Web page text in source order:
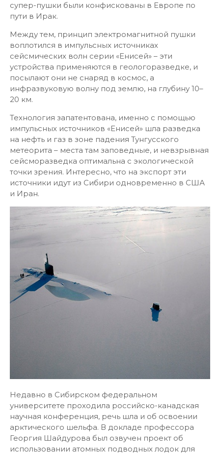
супер-пушки были конфискованы в Европе по
пути в Ирак.
Между тем, принцип электромагнитной пушки
воплотился в импульсных источниках
сейсмических волн серии «Енисей» – эти
устройства применяются в геологоразведке, и
посылают они не снаряд в космос, а
инфразвуковую волну под землю, на глубину 10–
20 км.
Технология запатентована, именно с помощью
импульсных источников «Енисей» шла разведка
на нефть и газ в зоне падения Тунгусского
метеорита – места там заповедные, и невзрывная
сейсморазведка оптимальна с экологической
точки зрения. Интересно, что на экспорт эти
источники идут из Сибири одновременно в США
и Иран.
Недавно в Сибирском федеральном
университете проходила российско-канадская
научная конференция, речь шла и об освоении
арктического шельфа. В докладе профессора
Георгия Шайдурова был озвучен проект об
использовании атомных подводных лодок для